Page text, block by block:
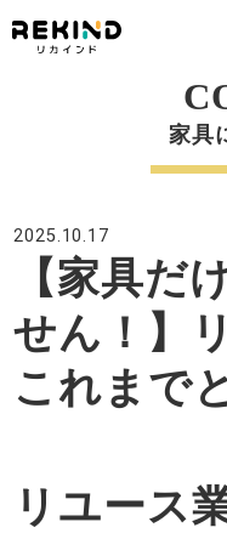
家具
2025.10.17
【家具だ
せん！】
これまで
リユース